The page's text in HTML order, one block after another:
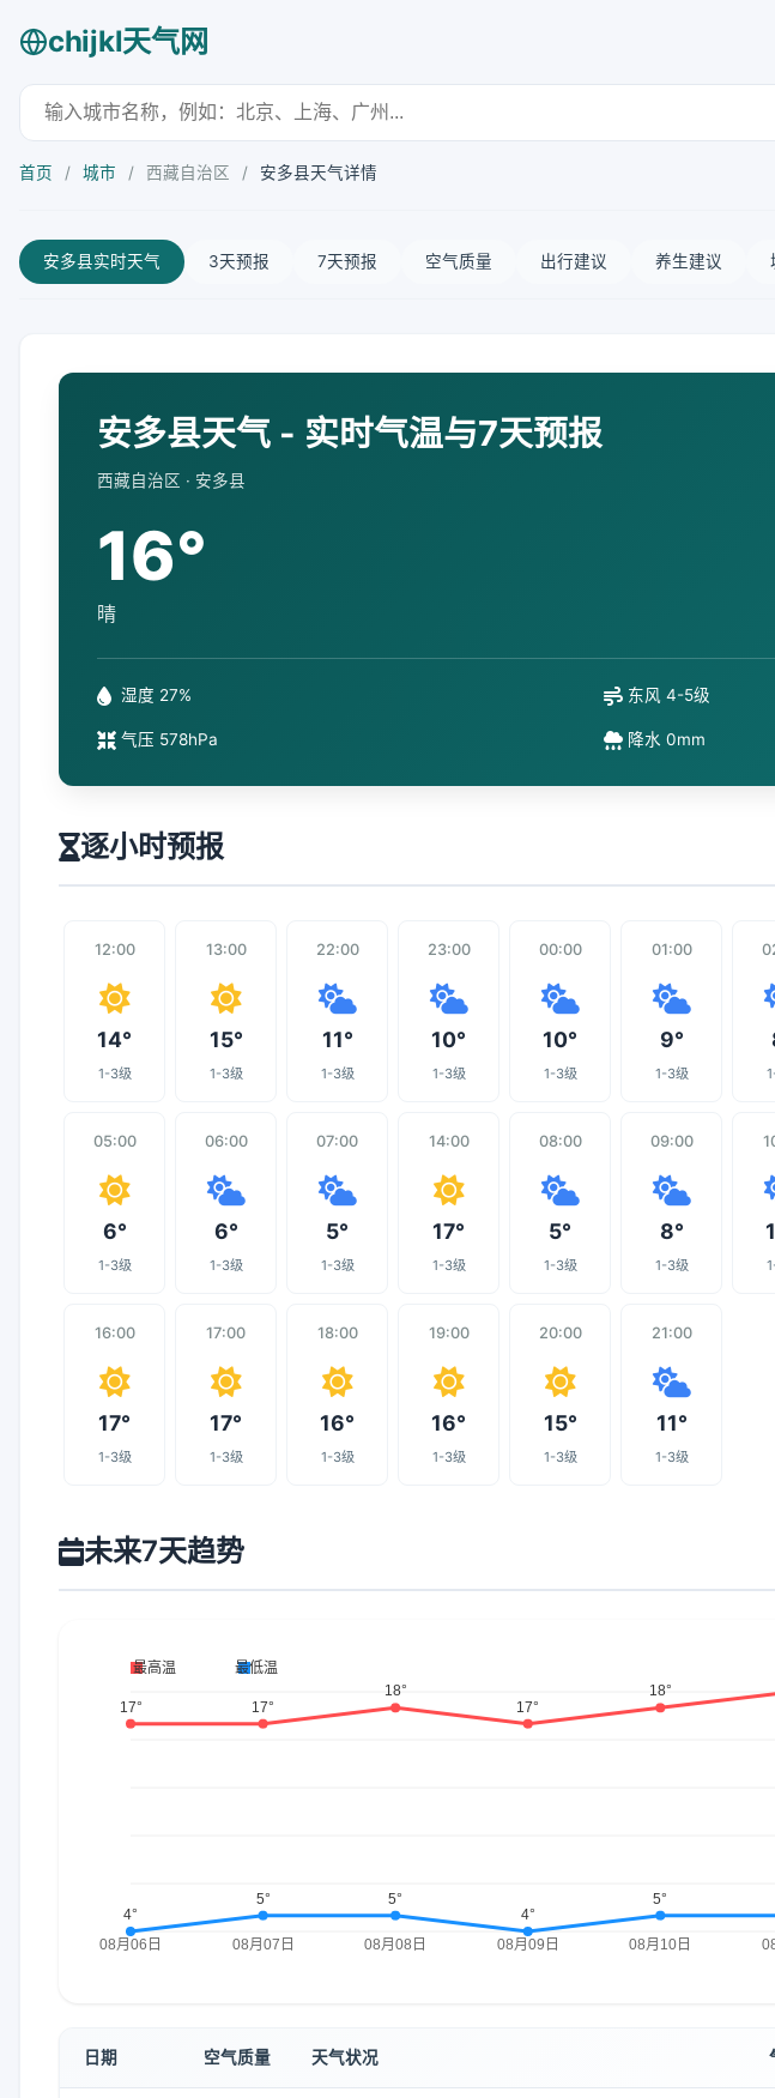
chijkl天气网
首页 / 城市 / 西藏自治区 / 安多县天气详情
安多县实时天气 3天预报 7天预报 空气质量 出行建议 养生建议
安多县天气 - 实时气温与7天预报
西藏自治区 · 安多县
16°
晴
湿度 27% 东风 4-5级
气压 578hPa 降水 0mm
逐小时预报
12:00
14°
1-3级
13:00
15°
1-3级
22:00
11°
1-3级
23:00
10°
1-3级
00:00
10°
1-3级
01:00
9°
1-3级
05:00
6°
1-3级
06:00
6°
1-3级
07:00
5°
1-3级
14:00
17°
1-3级
08:00
5°
1-3级
09:00
8°
1-3级
16:00
17°
1-3级
17:00
17°
1-3级
18:00
16°
1-3级
19:00
16°
1-3级
20:00
15°
1-3级
21:00
11°
1-3级
未来7天趋势
日期 空气质量 天气状况